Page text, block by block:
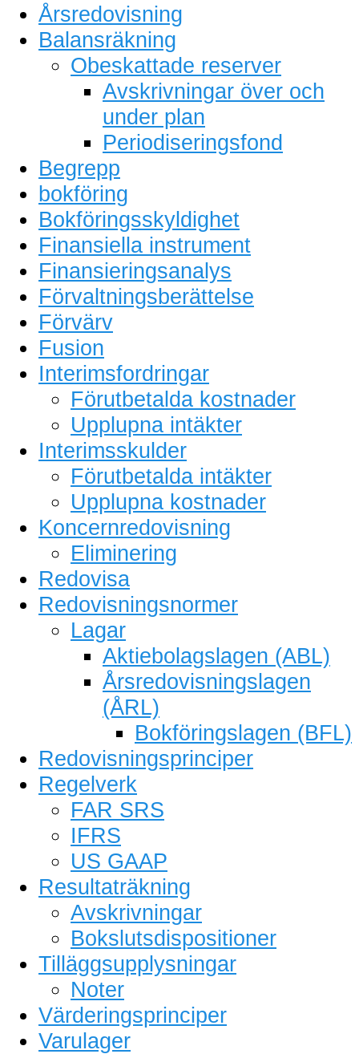
Årsredovisning
Balansräkning
Obeskattade reserver
Avskrivningar över och
under plan
Periodiseringsfond
Begrepp
bokföring
Bokföringsskyldighet
Finansiella instrument
Finansieringsanalys
Förvaltningsberättelse
Förvärv
Fusion
Interimsfordringar
Förutbetalda kostnader
Upplupna intäkter
Interimsskulder
Förutbetalda intäkter
Upplupna kostnader
Koncernredovisning
Eliminering
Redovisa
Redovisningsnormer
Lagar
Aktiebolagslagen (ABL)
Årsredovisningslagen
(ÅRL)
Bokföringslagen (BFL)
Redovisningsprinciper
Regelverk
FAR SRS
IFRS
US GAAP
Resultaträkning
Avskrivningar
Bokslutsdispositioner
Tilläggsupplysningar
Noter
Värderingsprinciper
Varulager